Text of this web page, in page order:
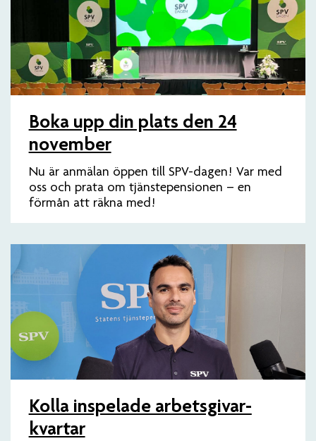
Boka upp din plats den 24
november
Nu är anmälan öppen till SPV-dagen! Var med
oss och prata om tjänstepensionen – en
förmån att räkna med!
Kolla inspelade arbets­givar­
kvartar